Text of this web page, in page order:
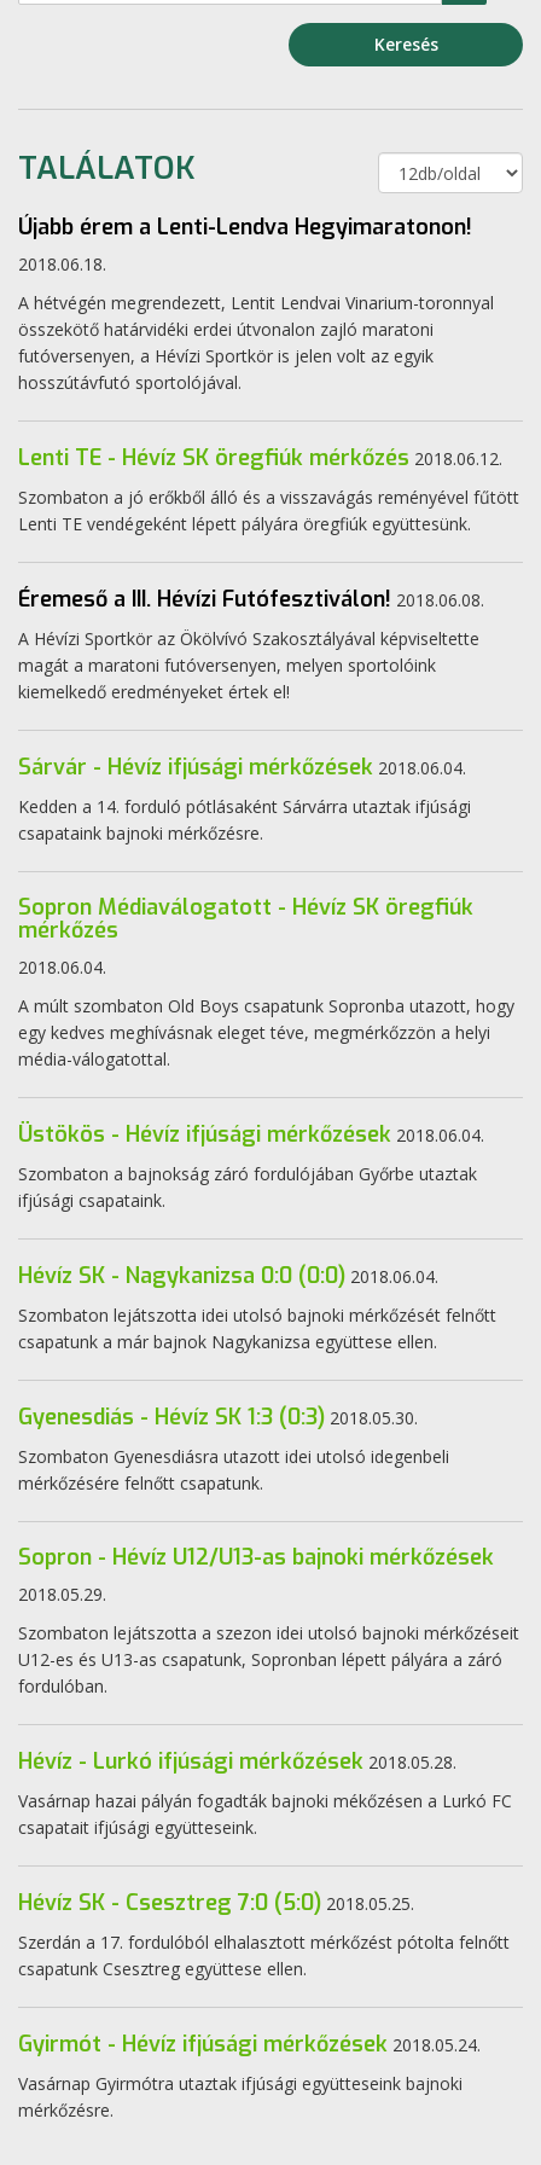
Keresés
TALÁLATOK
Újabb érem a Lenti-Lendva Hegyimaratonon!
2018.06.18.
A hétvégén megrendezett, Lentit Lendvai Vinarium-toronnyal
összekötő határvidéki erdei útvonalon zajló maratoni
futóversenyen, a Hévízi Sportkör is jelen volt az egyik
hosszútávfutó sportolójával.
Lenti TE - Hévíz SK öregfiúk mérkőzés 2018.06.12.
Szombaton a jó erőkből álló és a visszavágás reményével fűtött
Lenti TE vendégeként lépett pályára öregfiúk együttesünk.
Éremeső a III. Hévízi Futófesztiválon! 2018.06.08.
A Hévízi Sportkör az Ökölvívó Szakosztályával képviseltette
magát a maratoni futóversenyen, melyen sportolóink
kiemelkedő eredményeket értek el!
Sárvár - Hévíz ifjúsági mérkőzések 2018.06.04.
Kedden a 14. forduló pótlásaként Sárvárra utaztak ifjúsági
csapataink bajnoki mérkőzésre.
Sopron Médiaválogatott - Hévíz SK öregfiúk
mérkőzés
2018.06.04.
A múlt szombaton Old Boys csapatunk Sopronba utazott, hogy
egy kedves meghívásnak eleget téve, megmérkőzzön a helyi
média-válogatottal.
Üstökös - Hévíz ifjúsági mérkőzések 2018.06.04.
Szombaton a bajnokság záró fordulójában Győrbe utaztak
ifjúsági csapataink.
Hévíz SK - Nagykanizsa 0:0 (0:0) 2018.06.04.
Szombaton lejátszotta idei utolsó bajnoki mérkőzését felnőtt
csapatunk a már bajnok Nagykanizsa együttese ellen.
Gyenesdiás - Hévíz SK 1:3 (0:3) 2018.05.30.
Szombaton Gyenesdiásra utazott idei utolsó idegenbeli
mérkőzésére felnőtt csapatunk.
Sopron - Hévíz U12/U13-as bajnoki mérkőzések
2018.05.29.
Szombaton lejátszotta a szezon idei utolsó bajnoki mérkőzéseit
U12-es és U13-as csapatunk, Sopronban lépett pályára a záró
fordulóban.
Hévíz - Lurkó ifjúsági mérkőzések 2018.05.28.
Vasárnap hazai pályán fogadták bajnoki mékőzésen a Lurkó FC
csapatait ifjúsági együtteseink.
Hévíz SK - Csesztreg 7:0 (5:0) 2018.05.25.
Szerdán a 17. fordulóból elhalasztott mérkőzést pótolta felnőtt
csapatunk Csesztreg együttese ellen.
Gyirmót - Hévíz ifjúsági mérkőzések 2018.05.24.
Vasárnap Gyirmótra utaztak ifjúsági együtteseink bajnoki
mérkőzésre.